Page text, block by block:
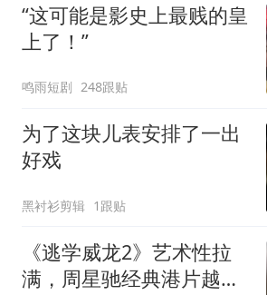
“这可能是影史上最贱的皇
上了！”
鸣雨短剧 248跟贴
为了这块儿表安排了一出
好戏
黑衬衫剪辑 1跟贴
《逃学威龙2》艺术性拉
满，周星驰经典港片越品